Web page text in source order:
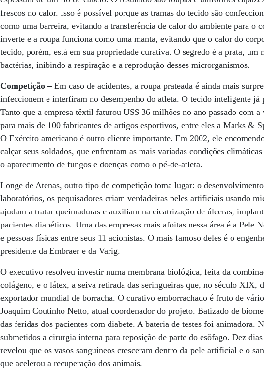
frescos no calor. Isso é possível porque as tramas do tecido são
como uma barreira, evitando a transferência de calor do ambiente para o
inverte e a roupa funciona como uma manta, evitando que o calor do
tecido, porém, está em sua propriedade curativa. O segredo é a prata, um
bactérias, inibindo a respiração e a reprodução desses microrganismos.
Competição –Em caso de acidentes, a roupa prateada é ainda mais
infeccionem e interfiram no desempenho do atleta. O tecido inteligente já
Tanto que a empresa têxtil faturou US$ 36 milhões no ano passado com
para mais de 100 fabricantes de artigos esportivos, entre eles a Marks &
O Exército americano é outro cliente importante. Em 2002, ele
calçar seus soldados, que enfrentam as mais variadas condições
o aparecimento de fungos e doenças como o pé-de-atleta.
Longe de Atenas, outro tipo de competição toma lugar: o
laboratórios, os pequisadores criam verdadeiras peles artificiais usando
ajudam a tratar queimaduras e auxiliam na cicatrização de úlceras,
pacientes diabéticos. Uma das empresas mais afoitas nessa área é a Pele
e pessoas físicas entre seus 11 acionistas. O mais famoso deles é o
presidente da Embraer e da Varig.
O executivo resolveu investir numa membrana biológica, feita da
colágeno, e o látex, a seiva retirada das seringueiras que, no século XIX,
exportador mundial de borracha. O curativo emborrachado é fruto de
Joaquim Coutinho Netto, atual coordenador do projeto. Batizado de
das feridas dos pacientes com diabete. A bateria de testes foi animadora.
submetidos a cirurgia interna para reposição de parte do esôfago. Dez
revelou que os vasos sanguíneos cresceram dentro da pele artificial e o
que acelerou a recuperação dos animais.